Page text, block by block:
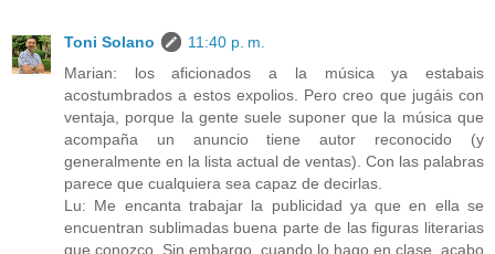
Toni Solano
11:40 p. m.
Marian: los aficionados a la música ya estabais
acostumbrados a estos expolios. Pero creo que jugáis con
ventaja, porque la gente suele suponer que la música que
acompaña un anuncio tiene autor reconocido (y
generalmente en la lista actual de ventas). Con las palabras
parece que cualquiera sea capaz de decirlas.
Lu: Me encanta trabajar la publicidad ya que en ella se
encuentran sublimadas buena parte de las figuras literarias
que conozco. Sin embargo, cuando lo hago en clase, acabo